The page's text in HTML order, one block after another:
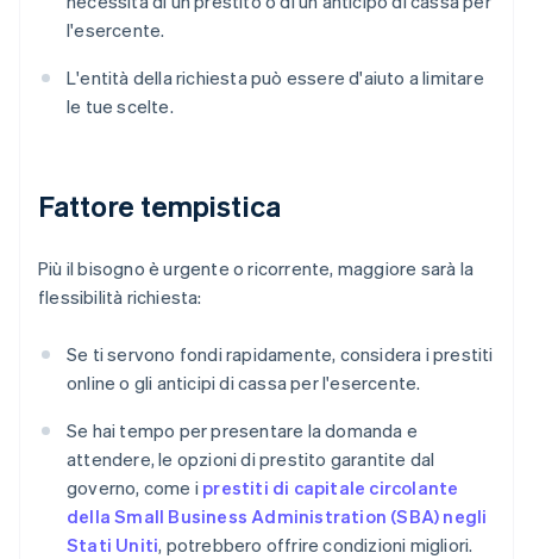
l'esercente.
L'entità della richiesta può essere d'aiuto a limitare
le tue scelte.
Fattore tempistica
Più il bisogno è urgente o ricorrente, maggiore sarà la
flessibilità richiesta:
Se ti servono fondi rapidamente, considera i prestiti
online o gli anticipi di cassa per l'esercente.
Se hai tempo per presentare la domanda e
attendere, le opzioni di prestito garantite dal
governo, come i prestiti di capitale circolante
della Small Business Administration (SBA) negli
Stati Uniti, potrebbero offrire condizioni migliori.